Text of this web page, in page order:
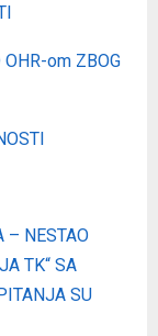
om ZBOG
– NESTAO
TK“ SA
SU